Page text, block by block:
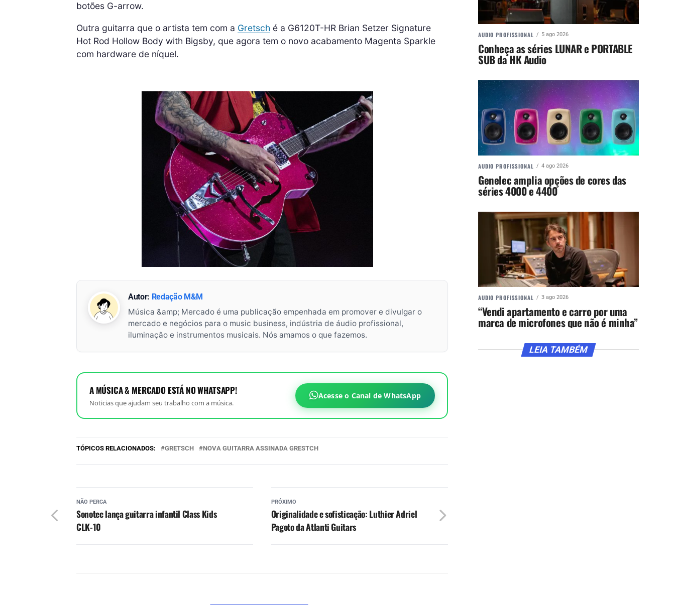
botões G-arrow.
Outra guitarra que o artista tem com a Gretsch é a G6120T-HR Brian Setzer Signature
Hot Rod Hollow Body with Bigsby, que agora tem o novo acabamento Magenta Sparkle
com hardware de níquel.
Autor: Redação M&M
Música &amp; Mercado é uma publicação empenhada em promover e divulgar o
mercado e negócios para o music business, indústria de áudio profissional,
iluminação e instrumentos musicais. Nós amamos o que fazemos.
A MÚSICA & MERCADO ESTÁ NO WHATSAPP!
Noticias que ajudam seu trabalho com a música.
Acesse o Canal de WhatsApp
TÓPICOS RELACIONADOS: GRETSCH NOVA GUITARRA ASSINADA GRESTCH
PRÓXIMO
Originalidade e sofisticação: Luthier Adriel
Pagoto da Atlanti Guitars
NÃO PERCA
Sonotec lança guitarra infantil Class Kids
CLK-10
AUDIO PROFISSIONAL 5 ago 2026
Conheça as séries LUNAR e PORTABLE
SUB da HK Audio
AUDIO PROFISSIONAL 4 ago 2026
Genelec amplia opções de cores das
séries 4000 e 4400
AUDIO PROFISSIONAL 3 ago 2026
“Vendi apartamento e carro por uma
marca de microfones que não é minha”
LEIA TAMBÉM